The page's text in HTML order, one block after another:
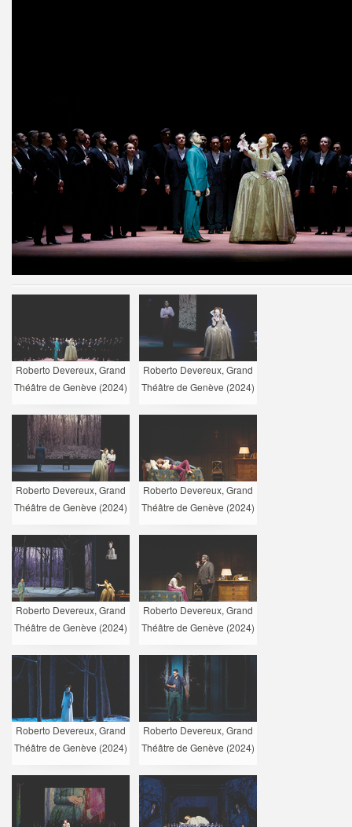
Roberto Devereux, Grand
Théâtre de Genève (2024)
Roberto Devereux, Grand
Théâtre de Genève (2024)
Roberto Devereux, Grand
Théâtre de Genève (2024)
Roberto Devereux, Grand
Théâtre de Genève (2024)
Roberto Devereux, Grand
Théâtre de Genève (2024)
Roberto Devereux, Grand
Théâtre de Genève (2024)
Roberto Devereux, Grand
Théâtre de Genève (2024)
Roberto Devereux, Grand
Théâtre de Genève (2024)